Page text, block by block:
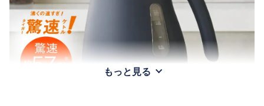
もっと見る